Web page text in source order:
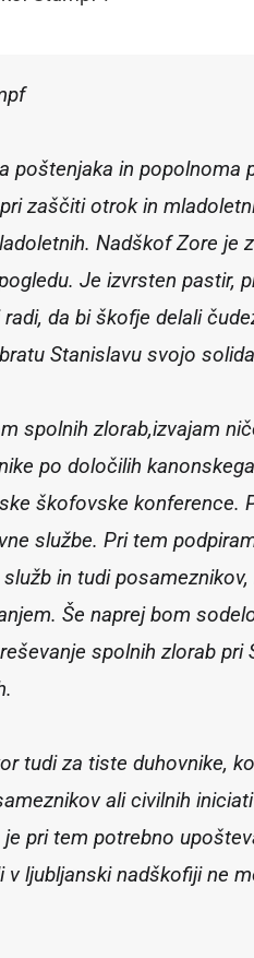
poštenjaka in popolnoma
zaščiti otrok in
Nadškof Zore je
Je izvrsten pastir,
da bi škofje delali
Stanislavu svojo
spolnih zlorab,izvajam
po določilih
škofovske konference.
službe. Pri tem
in tudi
Še naprej bom
spolnih zlorab pri
tudi za tiste duhovnike,
ali civilnih
je pri tem potrebno
v ljubljanski nadškofiji ne